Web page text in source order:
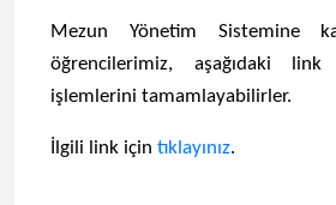
Mezun Yönetim Sistemine
öğrencilerimiz, aşağıdaki
işlemlerini tamamlayabilirler.
İlgili link için tıklayınız.